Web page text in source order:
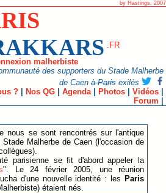
by Hastings, 2007
.FR
malherbiste
des supporters du Stade Malherbe
de Caenà Parisexilés
?| Nos QG| Agenda| Photos| Vidéos|
Forum |
nous se sont rencontrés sur l'antique
Malherbe de Caen (l'occasion de
parisienne se fit d'abord appeler la
". Le 24 février 2005, une réunion
d'une nouvelle identité : les Paris
étaient nés.